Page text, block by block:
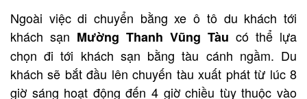
Ngoài việc di chuyển bằng xe ô tô du khách tới
khách sạn Mường Thanh Vũng Tàu có thể lựa
chọn đi tới khách sạn bằng tàu cánh ngầm. Du
khách sẽ bắt đầu lên chuyến tàu xuất phát từ lúc 8
giờ sáng hoạt động đến 4 giờ chiều tùy thuộc vào